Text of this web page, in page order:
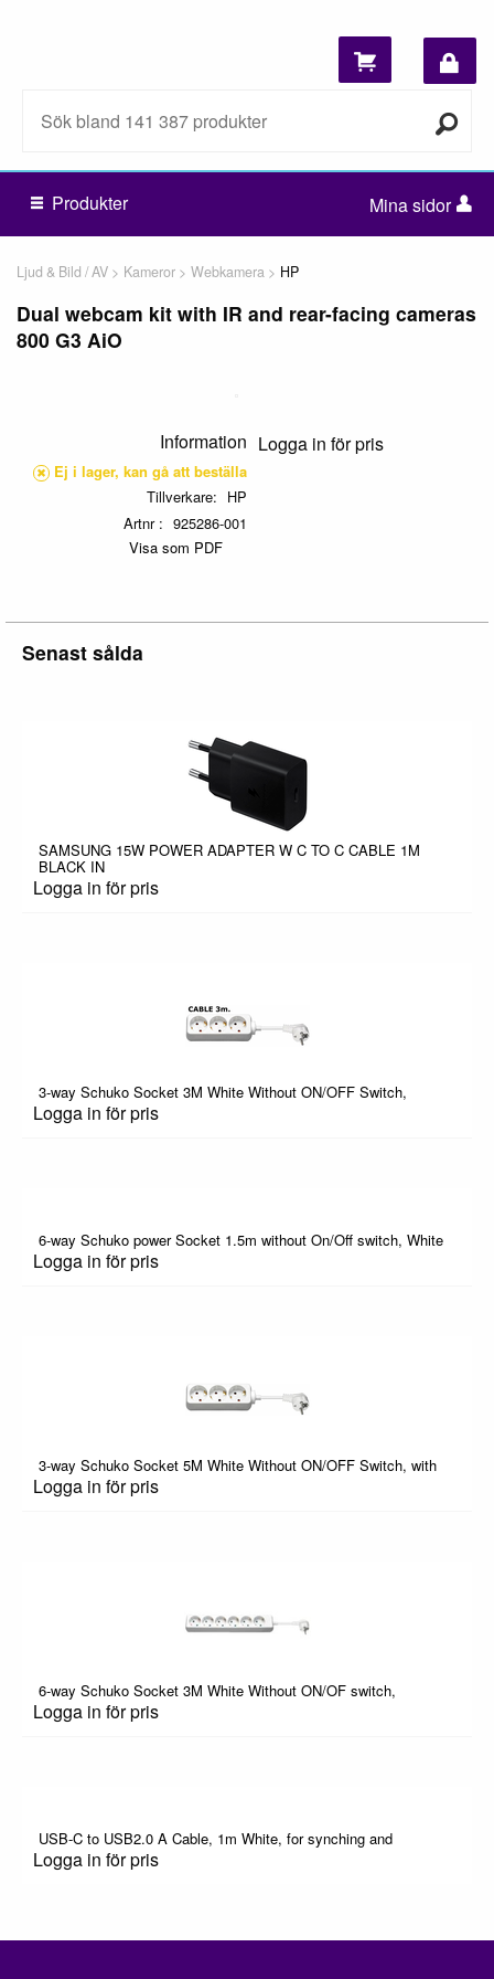
Produkter Mina sidor
Ljud & Bild / AV Kameror Webkamera HP
Dual webcam kit with IR and rear-facing cameras
800 G3 AiO
Information
Ej i lager, kan gå att beställa
Tillverkare
HP
Artnr
925286-001
Visa som PDF
Logga in för pris
Senast sålda
SAMSUNG 15W POWER ADAPTER W C TO C CABLE 1M
BLACK IN
Logga in för pris
3-way Schuko Socket 3M White Without ON/OFF Switch,
Logga in för pris
6-way Schuko power Socket 1.5m without On/Off switch, White
Logga in för pris
3-way Schuko Socket 5M White Without ON/OFF Switch, with
Logga in för pris
6-way Schuko Socket 3M White Without ON/OF switch,
Logga in för pris
USB-C to USB2.0 A Cable, 1m White, for synching and
Logga in för pris